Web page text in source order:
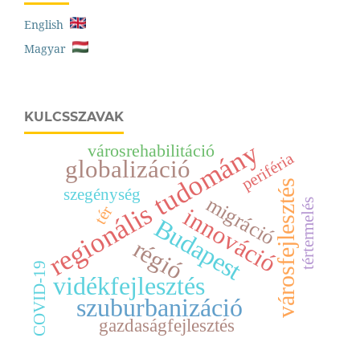
English
Magyar
KULCSSZAVAK
regionális tudomány
vidékfejlesztés
Budapest
szuburbanizáció
innováció
globalizáció
régió városfejlesztés
migráció
gazdaságfejlesztés
városrehabilitáció
COVID-19
szegénység
tér tértermelés
periféria